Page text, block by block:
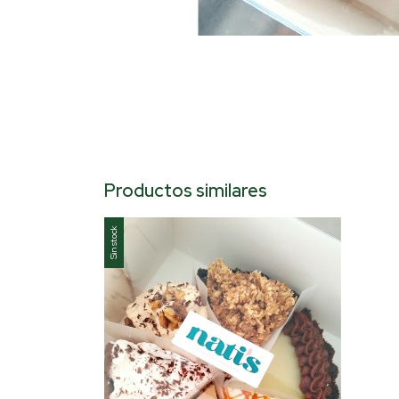
Productos similares
Sin stock